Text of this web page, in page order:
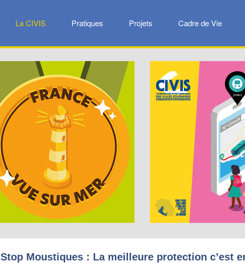
La CIVIS Pratiques Projets Cadre de Vie
Stop Moustiques : La meilleure protection c’est